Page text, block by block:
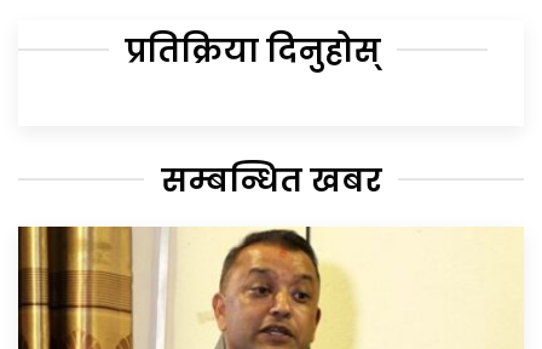
प्रतिक्रिया दिनुहोस्
सम्बन्धित खबर